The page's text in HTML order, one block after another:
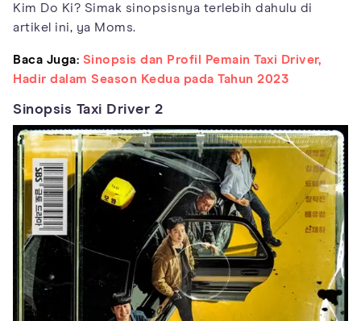
Kim Do Ki? Simak sinopsisnya terlebih dahulu di
artikel ini, ya Moms.
Baca Juga: Sinopsis dan Profil Pemain Taxi Driver,
Hadir dalam Season Kedua pada Tahun 2023
Sinopsis Taxi Driver 2